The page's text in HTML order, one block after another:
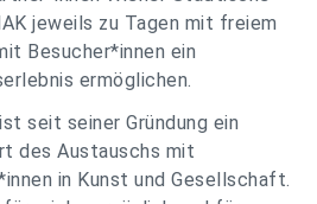
jeweils zu Tagen mit freiem
Besucher*innen ein
ermöglichen.
seit seiner Gründung ein
des Austauschs mit
in Kunst und Gesellschaft.